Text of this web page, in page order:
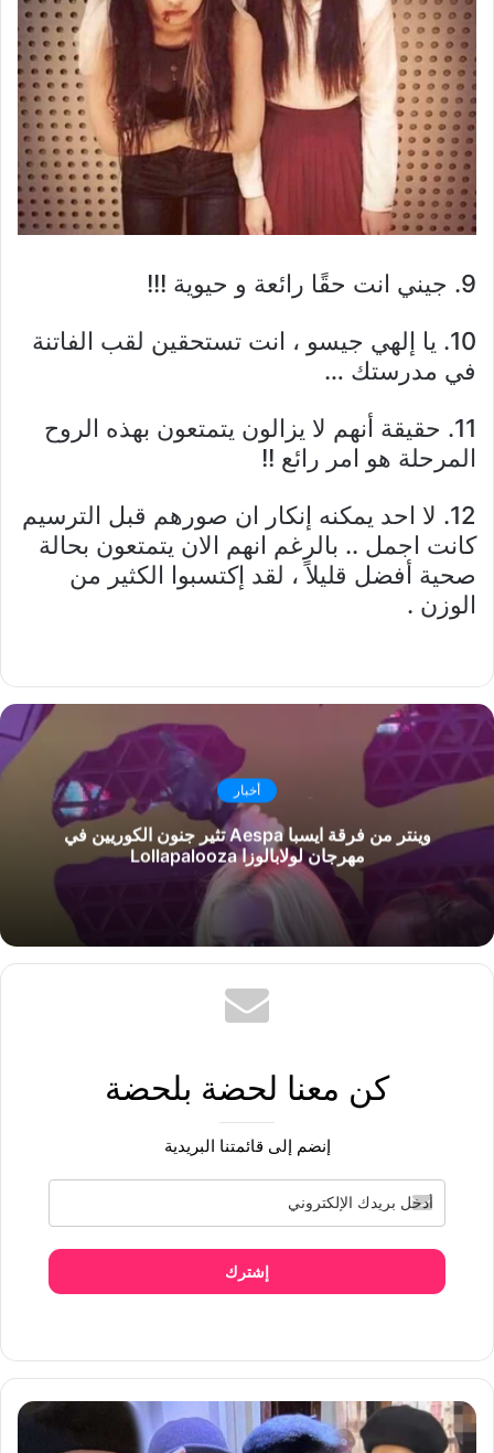
9. جيني انت حقًا رائعة و حيوية !!!
10. يا إلهي جيسو ، انت تستحقين لقب الفاتنة
في مدرستك …
11. حقيقة أنهم لا يزالون يتمتعون بهذه الروح
المرحلة هو امر رائع !!
12. لا احد يمكنه إنكار ان صورهم قبل الترسيم
كانت اجمل .. بالرغم انهم الان يتمتعون بحالة
صحية أفضل قليلاً ، لقد إكتسبوا الكثير من
الوزن .
أخبار
وينتر من فرقة ايسبا Aespa تثير جنون الكوريين في
مهرجان لولابالوزا Lollapalooza
كن معنا لحضة بلحضة
إنضم إلى قائمتنا البريدية
إشترك